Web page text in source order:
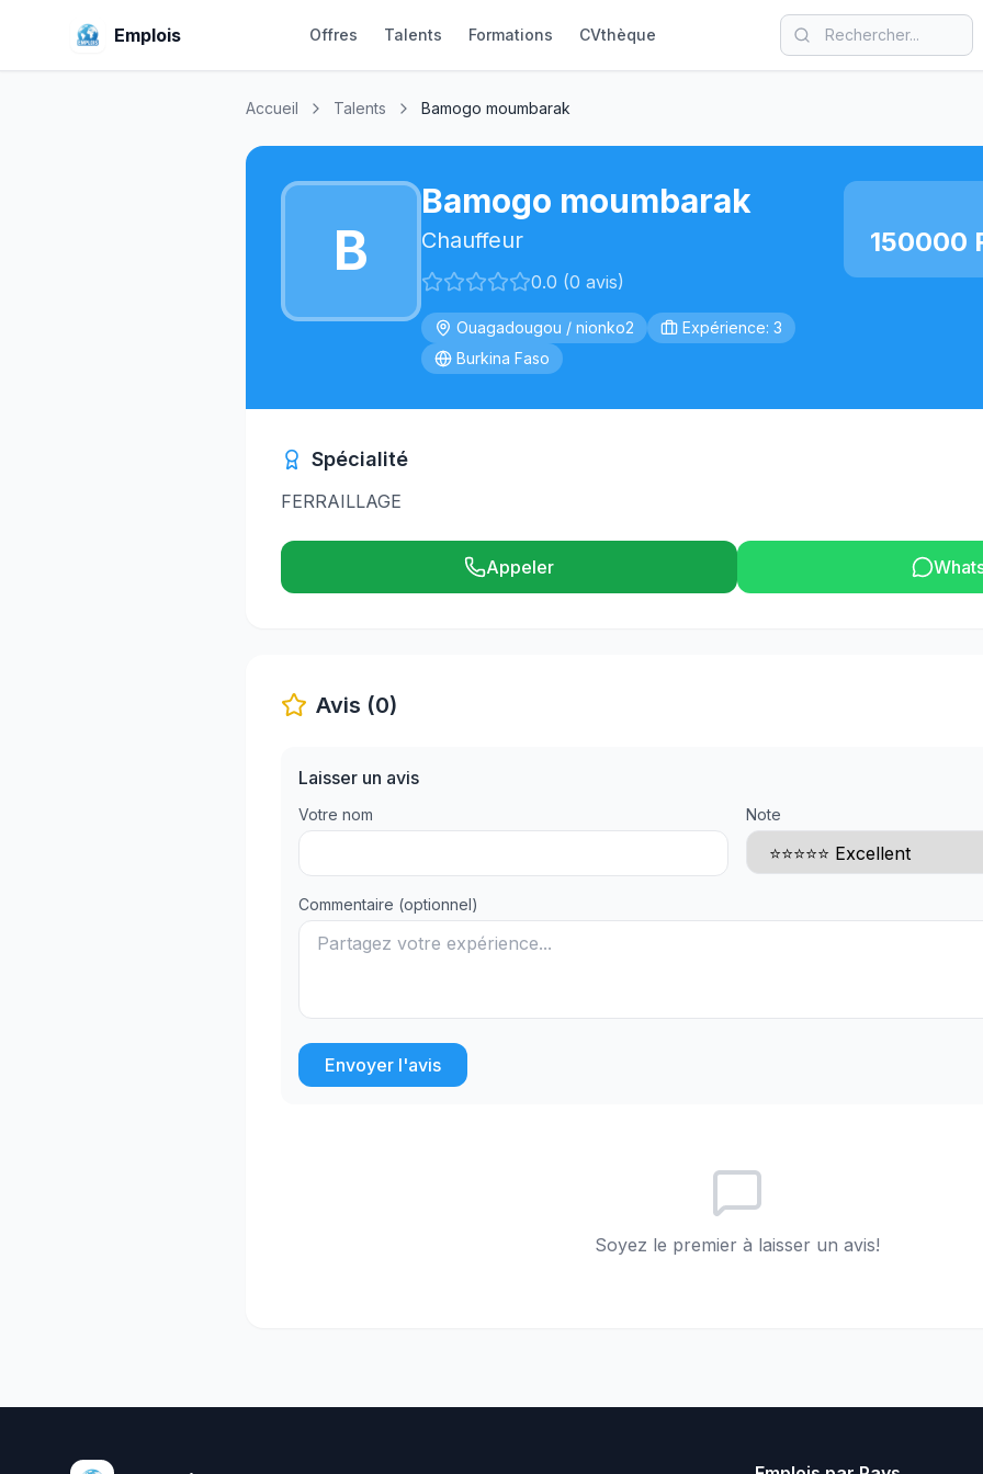
Emplois Offres Talents Formations CVthèque
Accueil Talents Bamogo moumbarak
B
Bamogo moumbarak
Chauffeur
0.0 (0 avis)
Ouagadougou / nionko2
Expérience: 3
Burkina Faso
150000
Spécialité
FERRAILLAGE
Appeler
Avis (0)
Laisser un avis
Votre nom Note
Commentaire (optionnel)
Envoyer l'avis
Soyez le premier à laisser un avis!